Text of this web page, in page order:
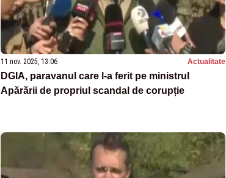
11 nov. 2025, 13:06 Actualitate
DGIA, paravanul care l-a ferit pe ministrul
Apărării de propriul scandal de corupție